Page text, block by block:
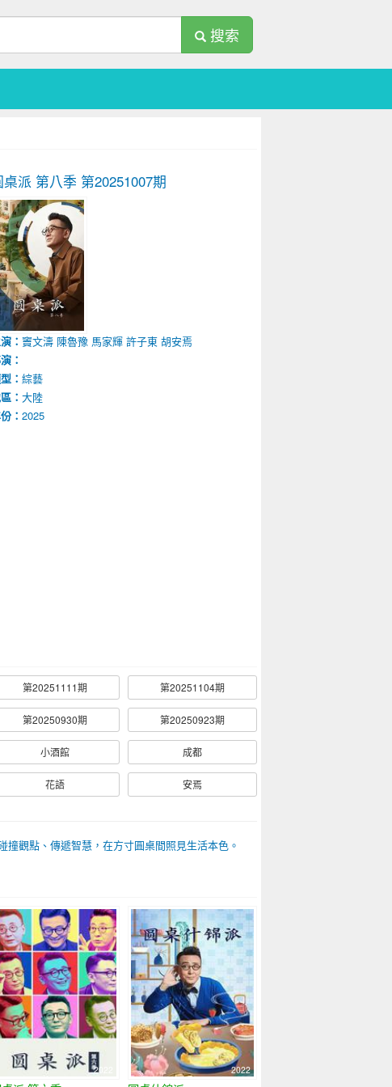
搜索
桌派 第八季 第20251007期
： 竇文濤 陳魯豫 馬家輝 許子東 胡安焉
：
： 綜藝
： 大陸
： 2025
第20251111期 第20251104期
第20250930期 第20250923期
小酒館 成都
花語 安焉
觀點、傳遞智慧，在方寸圓桌間照見生活本色。
2022 2022